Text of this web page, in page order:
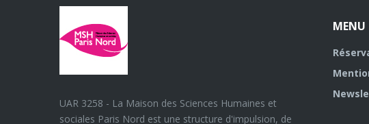
UAR 3258 - La Maison des Sciences Humaines et
sociales Paris Nord est une structure d'impulsion, de
MENU